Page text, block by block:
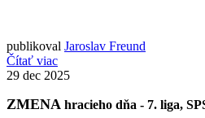
publikoval Jaroslav Freund
Čítať viac
29 dec 2025
ZMENA hracieho dňa - 7. liga,